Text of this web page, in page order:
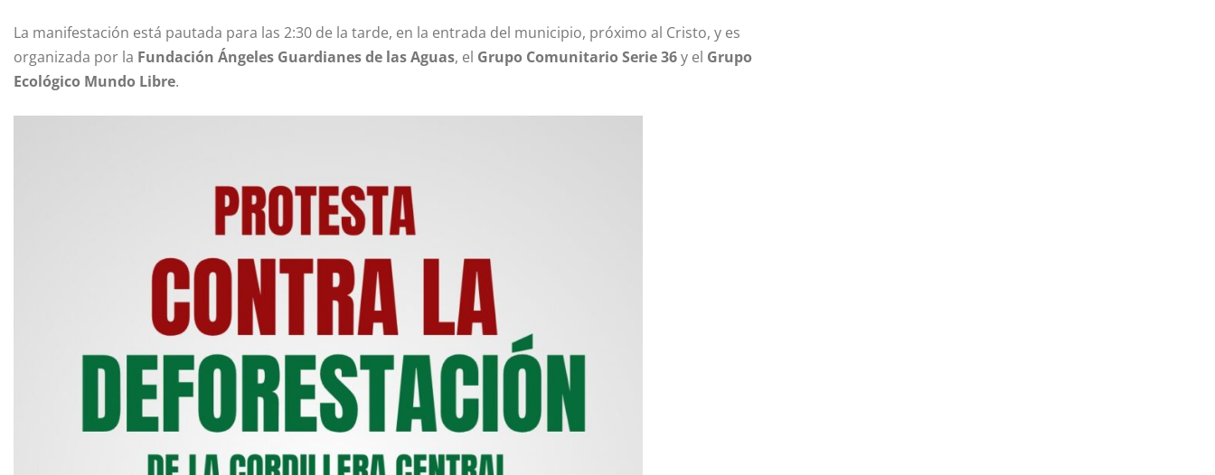
La manifestación está pautada para las 2:30 de la tarde, en la entrada del municipio, próximo al Cristo, y es
organizada por la Fundación Ángeles Guardianes de las Aguas, el Grupo Comunitario Serie 36y el Grupo
Ecológico Mundo Libre.